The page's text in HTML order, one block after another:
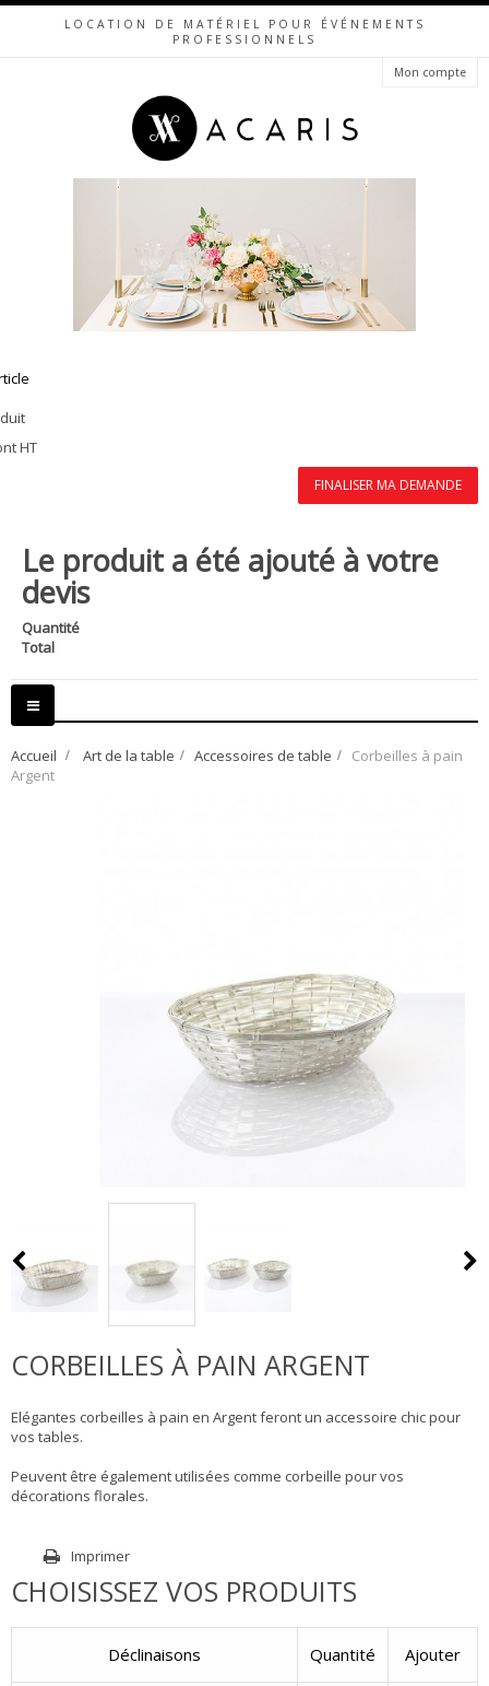
LOCATION DE MATÉRIEL POUR ÉVÉNEMENTS
PROFESSIONNELS
Mon compte
HT
FINALISER MA DEMANDE
Le produit a été ajouté à votre
devis
Quantité
Total
Basculer
la
Accueil > Art de la table > Accessoires de table > Corbeilles à pain
Argent
CORBEILLES À PAIN ARGENT
Elégantes corbeilles à pain en Argent feront un accessoire chic pour
vos tables.
Peuvent être également utilisées comme corbeille pour vos
décorations florales.
Imprimer
CHOISISSEZ VOS PRODUITS
Déclinaisons Quantité Ajouter